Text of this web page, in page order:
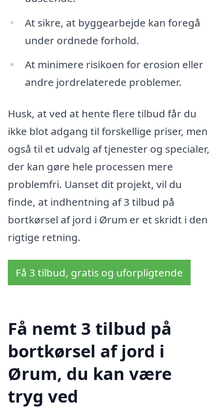
At sikre, at byggearbejde kan foregå
under ordnede forhold.
At minimere risikoen for erosion eller
andre jordrelaterede problemer.
Husk, at ved at hente flere tilbud får du
ikke blot adgang til forskellige priser, men
også til et udvalg af tjenester og specialer,
der kan gøre hele processen mere
problemfri. Uanset dit projekt, vil du
finde, at indhentning af 3 tilbud på
bortkørsel af jord i Ørum er et skridt i den
rigtige retning.
Få 3 tilbud, gratis og uforpligtende
Få nemt 3 tilbud på
bortkørsel af jord i
Ørum, du kan være
tryg ved